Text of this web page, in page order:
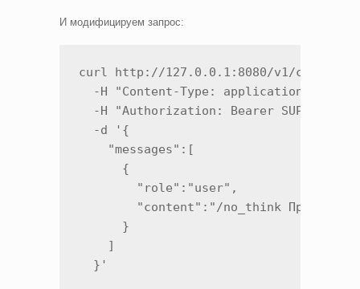
И модифицируем запрос:
curl http://127.0.0.1:8080/v1/chat/
  -H "Content-Type: application/json" \
-H "Authorization: Bearer
  -d '{
    "messages":[
      {
        "role":"user",
"content":"/no_think Привет!
      }
    ]
  }'